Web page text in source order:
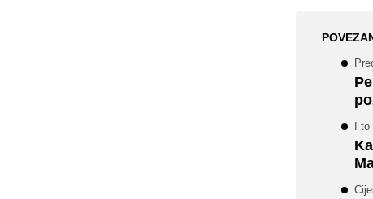
I to